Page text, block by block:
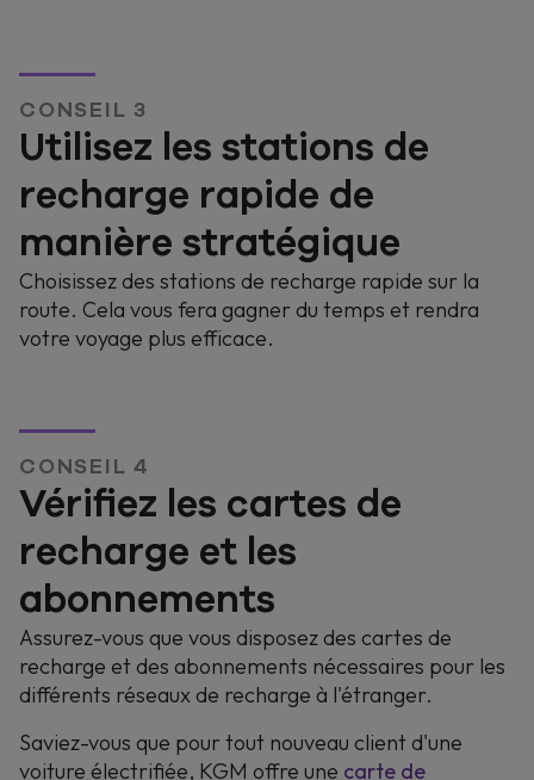
CONSEIL 3
Utilisez les stations de
recharge rapide de
manière stratégique
Choisissez des stations de recharge rapide sur la
route. Cela vous fera gagner du temps et rendra
votre voyage plus efficace.
CONSEIL 4
Vérifiez les cartes de
recharge et les
abonnements
Assurez-vous que vous disposez des cartes de
recharge et des abonnements nécessaires pour les
différents réseaux de recharge à l'étranger.
Saviez-vous que pour tout nouveau client d'une
voiture électrifiée, KGM offre une carte de